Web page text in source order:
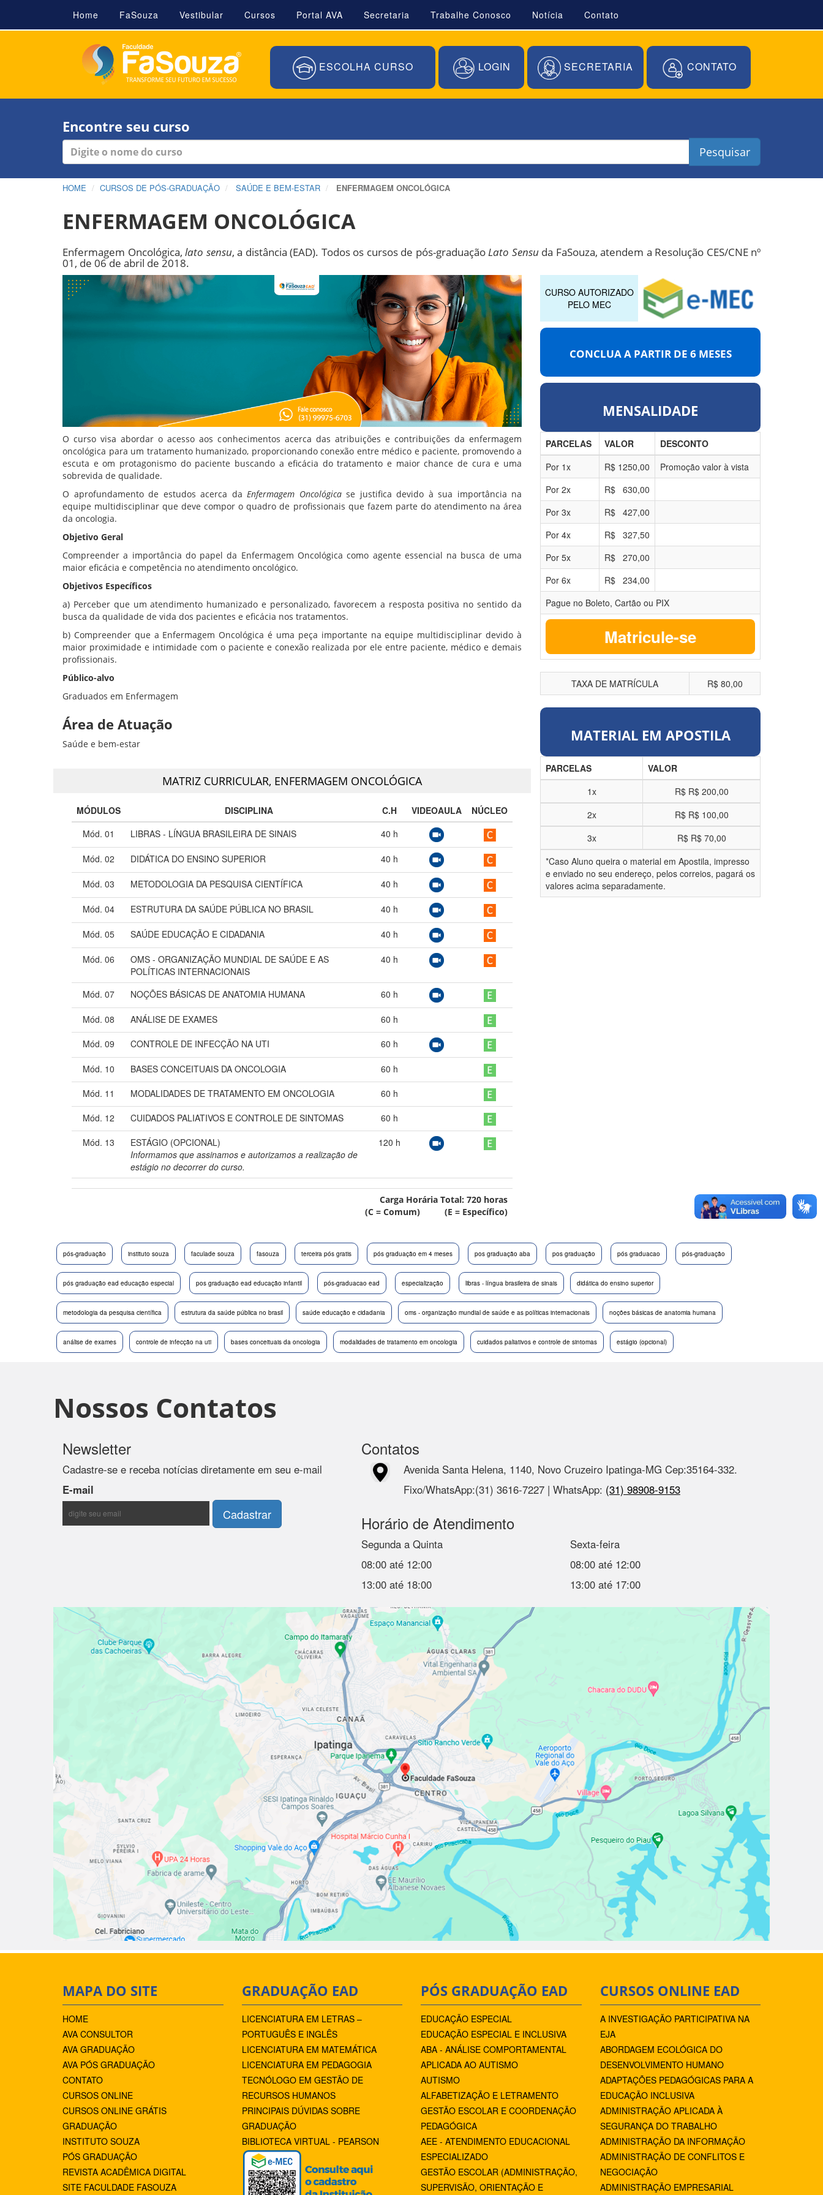
Home FaSouza Vestibular Cursos Portal AVA Secretaria Trabalhe Conosco Notícia Contato
ESCOLHA CURSO LOGIN SECRETARIA CONTATO
Encontre seu curso
Pesquisar
HOME CURSOS DE PÓS-GRADUAÇÃO SAÚDE E BEM-ESTAR ENFERMAGEM ONCOLÓGICA
ENFERMAGEM ONCOLÓGICA
Enfermagem Oncológica, lato sensu, a distância (EAD). Todos os cursos de pós-graduaçãoLato Sensuda FaSouza, atendem a Resolução CES/CNE nº
01, de 06 de abril de 2018.
O curso visa abordar o acesso aos conhecimentos acerca das atribuições e contribuições da enfermagem
oncológica para um tratamento humanizado, proporcionando conexão entre médico e paciente, promovendo a
escuta e om protagonismo do paciente buscando a eficácia do tratamento e maior chance de cura e uma
sobrevida de qualidade.
O aprofundamento de estudos acerca da Enfermagem Oncológicase justifica devido à sua importância na
equipe multidisciplinar que deve compor o quadro de profissionais que fazem parte do atendimento na área
da oncologia.
Objetivo Geral
Compreender a importância do papel da Enfermagem Oncológica como agente essencial na busca de uma
maior eficácia e competência no atendimento oncológico.
Objetivos Específicos
a) Perceber que um atendimento humanizado e personalizado, favorecem a resposta positiva no sentido da
busca da qualidade de vida dos pacientes e eficácia nos tratamentos.
b) Compreender que a Enfermagem Oncológica é uma peça importante na equipe multidisciplinar devido à
maior proximidade e intimidade com o paciente e conexão realizada por ele entre paciente, médico e demais
profissionais.
Público-alvo
Graduados em Enfermagem
Área de Atuação
Saúde e bem-estar
MATRIZ CURRICULAR, ENFERMAGEM ONCOLÓGICA
MÓDULOS DISCIPLINA C.H VIDEOAULA
NÚCLEO
Mód. 01
LIBRAS - LÍNGUA BRASILEIRA DE SINAIS 40 h
Mód. 02 DIDÁTICA DO ENSINO SUPERIOR 40 h
Mód. 03 METODOLOGIA DA PESQUISA CIENTÍFICA 40 h
Mód. 04 ESTRUTURA DA SAÚDE PÚBLICA NO BRASIL 40 h
Mód. 05 SAÚDE EDUCAÇÃO E CIDADANIA 40 h
Mód. 06
OMS - ORGANIZAÇÃO MUNDIAL DE SAÚDE E AS
POLÍTICAS INTERNACIONAIS
40 h
Mód. 07 NOÇÕES BÁSICAS DE ANATOMIA HUMANA 60 h
Mód. 08 ANÁLISE DE EXAMES 60 h
Mód. 09
CONTROLE DE INFECÇÃO NA UTI 60 h
Mód. 10 BASES CONCEITUAIS DA ONCOLOGIA 60 h
Mód. 11
MODALIDADES DE TRATAMENTO EM ONCOLOGIA 60 h
Mód. 12
CUIDADOS PALIATIVOS E CONTROLE DE SINTOMAS 60 h
Mód. 13
ESTÁGIO (OPCIONAL)
Informamos que assinamos e autorizamos a realização de
estágio no decorrer do curso.
120 h
Carga Horária Total: 720 horas
(C = Comum) (E = Específico)
CURSO AUTORIZADO
PELO MEC
CONCLUA A PARTIR DE 6 MESES
MENSALIDADE
PARCELAS VALOR
DESCONTO
Por 1x R$ 1250,00
Promoção valor à vista
Por 2x R$ 630,00
Por 3x R$ 427,00
Por 4x R$ 327,50
Por 5x R$ 270,00
Por 6x R$ 234,00
Pague no Boleto, Cartão ou PIX
Matricule-se
TAXA DE MATRÍCULA R$ 80,00
MATERIAL EM APOSTILA
PARCELAS
VALOR
1x
R$ R$ 200,00
2x
R$ R$ 100,00
3x
R$ R$ 70,00
*Caso Aluno queira o material em Apostila, impresso
e enviado no seu endereço, pelos correios, pagará os
valores acima separadamente.
pós-graduação instituto souza faculade souza fasouza terceira pós gratis pós graduação em 4 meses pos graduação aba pos graduação pós graduacao pós-graduação
pós graduação ead educação especial pos graduação ead educação infantil pós-graduacao ead especialização libras - língua brasileira de sinais didática do ensino superior
metodologia da pesquisa científica estrutura da saúde pública no brasil saúde educação e cidadania oms - organização mundial de saúde e as políticas internacionais noções básicas de anatomia humana
análise de exames controle de infecção na uti bases conceituais da oncologia modalidades de tratamento em oncologia cuidados paliativos e controle de sintomas estágio (opcional)
Nossos Contatos
Newsletter
Cadastre-se e receba notícias diretamente em seu e-mail
E-mail
Contatos
Avenida Santa Helena, 1140, Novo Cruzeiro Ipatinga-MG Cep:35164-332.
Fixo/WhatsApp:(31) 3616-7227 | WhatsApp: (31) 98908-9153
Horário de Atendimento
Segunda a Quinta
08:00 até 12:00
13:00 até 18:00
Sexta-feira
08:00 até 12:00
13:00 até 17:00
MAPA DO SITE
HOME
AVA CONSULTOR
AVA GRADUAÇÃO
AVA PÓS GRADUAÇÃO
CONTATO
CURSOS ONLINE
CURSOS ONLINE GRÁTIS
GRADUAÇÃO
INSTITUTO SOUZA
PÓS GRADUAÇÃO
REVISTA ACADÊMICA DIGITAL
SITE FACULDADE FASOUZA
GRADUAÇÃO EAD
LICENCIATURA EM LETRAS –
PORTUGUÊS E INGLÊS
LICENCIATURA EM MATEMÁTICA
LICENCIATURA EM PEDAGOGIA
TECNÓLOGO EM GESTÃO DE
RECURSOS HUMANOS
PRINCIPAIS DÚVIDAS SOBRE
GRADUAÇÃO
BIBLIOTECA VIRTUAL - PEARSON
PÓS GRADUAÇÃO EAD
EDUCAÇÃO ESPECIAL
EDUCAÇÃO ESPECIAL E INCLUSIVA
ABA - ANÁLISE COMPORTAMENTAL
APLICADA AO AUTISMO
AUTISMO
ALFABETIZAÇÃO E LETRAMENTO
GESTÃO ESCOLAR E COORDENAÇÃO
PEDAGÓGICA
AEE - ATENDIMENTO EDUCACIONAL
ESPECIALIZADO
GESTÃO ESCOLAR (ADMINISTRAÇÃO,
SUPERVISÃO, ORIENTAÇÃO E
CURSOS ONLINE EAD
A INVESTIGAÇÃO PARTICIPATIVA NA
EJA
ABORDAGEM ECOLÓGICA DO
DESENVOLVIMENTO HUMANO
ADAPTAÇÕES PEDAGÓGICAS PARA A
EDUCAÇÃO INCLUSIVA
ADMINISTRAÇÃO APLICADA À
SEGURANÇA DO TRABALHO
ADMINISTRAÇÃO DA INFORMAÇÃO
ADMINISTRAÇÃO DE CONFLITOS E
NEGOCIAÇÃO
ADMINISTRAÇÃO EMPRESARIAL